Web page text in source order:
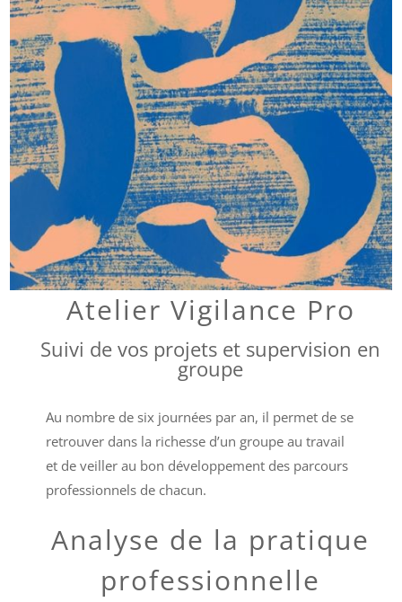
Atelier Vigilance Pro
Suivi de vos projets et supervision en
groupe
Au nombre de six journées par an, il permet de se
retrouver dans la richesse d’un groupe au travail
et de veiller au bon développement des parcours
professionnels de chacun.
Analyse de la pratique
professionnelle